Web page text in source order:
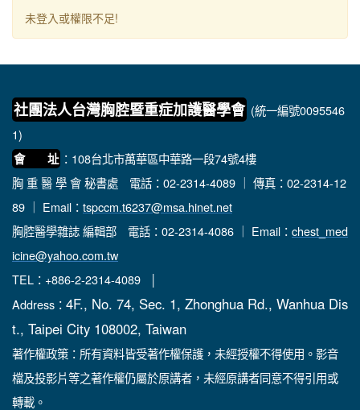
未登入或權限不足!
社團法人台灣胸腔暨重症加護醫學會 (統一編號0095546
1)
會 址 ：108台北市萬華區中華路一段74號4樓
胸 重 醫 學 會 秘書處 電話：02-2314-4089 ｜ 傳真：02-2314-12
89 ｜ Email： tspccm.t6237@msa.hinet.net
胸腔醫學雜誌 編輯部 電話：02-2314-4086 ｜ Email： chest_med
icine@yahoo.com.tw
TEL：+886-2-2314-4089 │
Address： 4F., No. 74, Sec. 1, Zhonghua Rd., Wanhua Dis
t., Taipei City 108002, Taiwan
著作權政策：所有資料皆受著作權保護，未經授權不得使用。影音
檔及投影片等之著作權仍屬於原講者，未經原講者同意不得引用或
轉載。